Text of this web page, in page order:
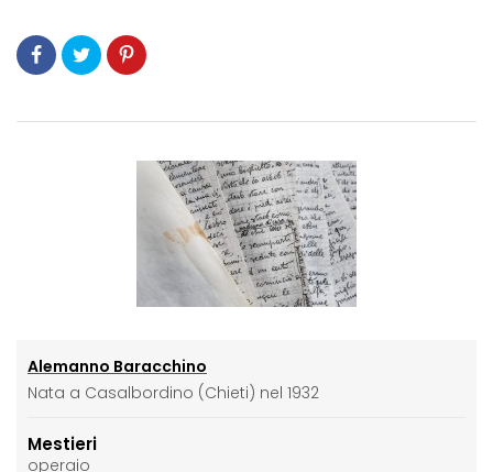
Alemanno Baracchino
Nata a Casalbordino (Chieti) nel 1932
Mestieri
operaio